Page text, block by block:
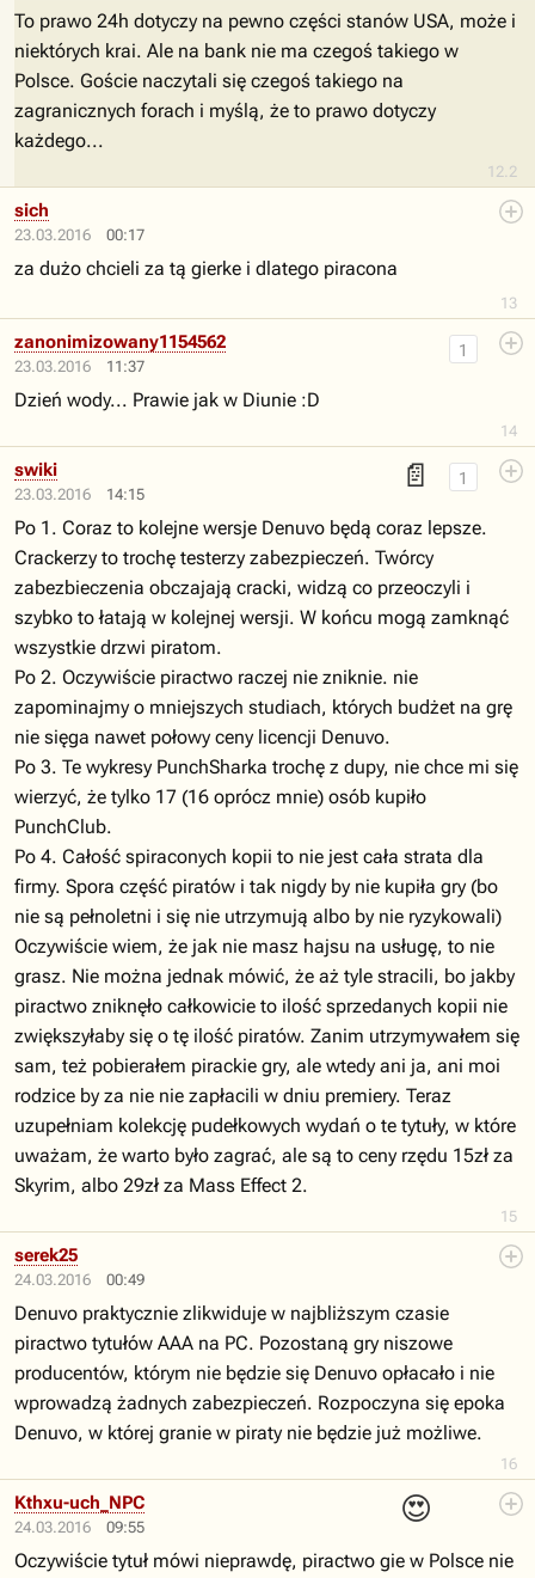
12.2
To prawo 24h dotyczy na pewno części stanów USA, może i
niektórych krai. Ale na bank nie ma czegoś takiego w
Polsce. Goście naczytali się czegoś takiego na
zagranicznych forach i myślą, że to prawo dotyczy
każdego...
23.03.2016 00:17
13
sich
za dużo chcieli za tą gierke i dlatego piracona
23.03.2016 11:37
14
1
zanonimizowany1154562
Dzień wody... Prawie jak w Diunie :D
23.03.2016 14:15
📄
15
1
swiki
Po 1. Coraz to kolejne wersje Denuvo będą coraz lepsze.
Crackerzy to trochę testerzy zabezpieczeń. Twórcy
zabezbieczenia obczajają cracki, widzą co przeoczyli i
szybko to łatają w kolejnej wersji. W końcu mogą zamknąć
wszystkie drzwi piratom.
Po 2. Oczywiście piractwo raczej nie zniknie. nie
zapominajmy o mniejszych studiach, których budżet na grę
nie sięga nawet połowy ceny licencji Denuvo.
Po 3. Te wykresy PunchSharka trochę z dupy, nie chce mi się
wierzyć, że tylko 17 (16 oprócz mnie) osób kupiło
PunchClub.
Po 4. Całość spiraconych kopii to nie jest cała strata dla
firmy. Spora część piratów i tak nigdy by nie kupiła gry (bo
nie są pełnoletni i się nie utrzymują albo by nie ryzykowali)
Oczywiście wiem, że jak nie masz hajsu na usługę, to nie
grasz. Nie można jednak mówić, że aż tyle stracili, bo jakby
piractwo zniknęło całkowicie to ilość sprzedanych kopii nie
zwiększyłaby się o tę ilość piratów. Zanim utrzymywałem się
sam, też pobierałem pirackie gry, ale wtedy ani ja, ani moi
rodzice by za nie nie zapłacili w dniu premiery. Teraz
uzupełniam kolekcję pudełkowych wydań o te tytuły, w które
uważam, że warto było zagrać, ale są to ceny rzędu 15zł za
Skyrim, albo 29zł za Mass Effect 2.
24.03.2016 00:49
16
serek25
Denuvo praktycznie zlikwiduje w najbliższym czasie
piractwo tytułów AAA na PC. Pozostaną gry niszowe
producentów, którym nie będzie się Denuvo opłacało i nie
wprowadzą żadnych zabezpieczeń. Rozpoczyna się epoka
Denuvo, w której granie w piraty nie będzie już możliwe.
24.03.2016 09:55
😍
Kthxu-uch_NPC
Oczywiście tytuł mówi nieprawdę, piractwo gie w Polsce nie